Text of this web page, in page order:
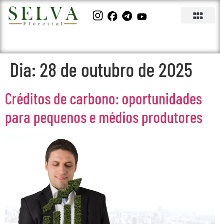
Dia: 28 de outubro de 2025
Créditos de carbono: oportunidades
para pequenos e médios produtores